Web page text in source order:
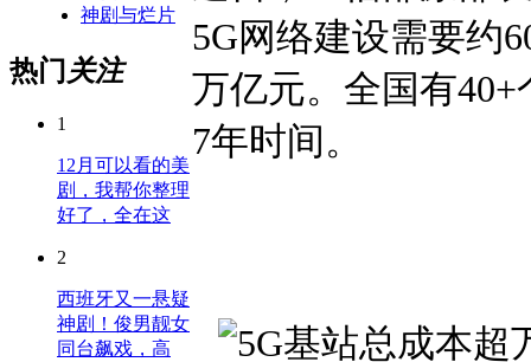
5G网络建设需要约
万亿元。全国有
7年时间。
神剧与烂片
热门 关注
1
12月可以看的美
剧，我帮你整理
好了，全在这
2
西班牙又一悬疑
神剧！俊男靓女
同台飙戏，高